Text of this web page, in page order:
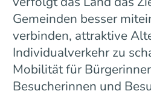
Gemeinden besser
verbinden, attraktive
Individualverkehr zu
Mobilität für
Besucherinnen und